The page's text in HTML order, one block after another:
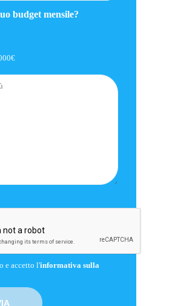
budget mensile?
e accetto l'informativa sulla